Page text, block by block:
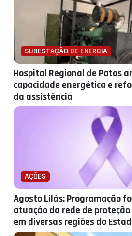
SUBESTAÇÃO DE ENERGIA
Hospital Regional de Patos
capacidade energética e
da assistência
AÇÕES
Agosto Lilás: Programação
atuação da rede de
em diversas regiões do